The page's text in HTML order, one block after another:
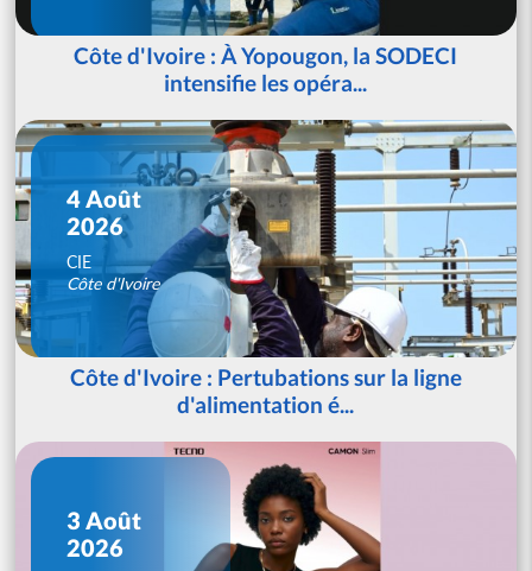
Côte d'Ivoire : À Yopougon, la SODECI
intensifie les opéra...
4 Août
2026
CIE
Côte d'Ivoire
Côte d'Ivoire : Pertubations sur la ligne
d'alimentation é...
3 Août
2026